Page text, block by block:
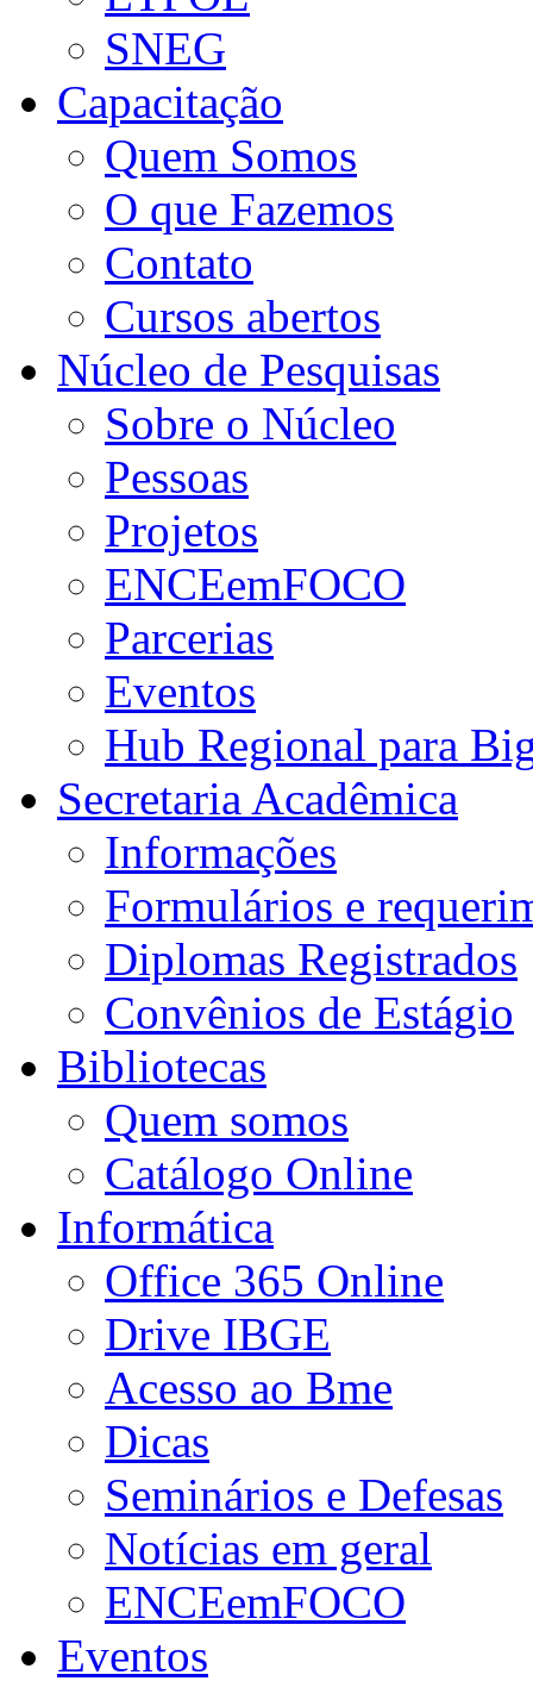
SNEG
Capacitação
Quem Somos
O que Fazemos
Contato
Cursos abertos
Núcleo de Pesquisas
Sobre o Núcleo
Pessoas
Projetos
ENCEemFOCO
Parcerias
Eventos
Hub Regional para
Secretaria Acadêmica
Informações
Formulários e
Diplomas Registrados
Convênios de Estágio
Bibliotecas
Quem somos
Catálogo Online
Informática
Office 365 Online
Drive IBGE
Acesso ao Bme
Dicas
Seminários e Defesas
Notícias em geral
ENCEemFOCO
Eventos